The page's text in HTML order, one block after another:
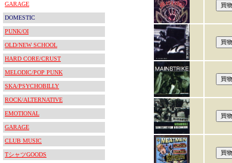
GARAGE
DOMESTIC
PUNK/OI
OLD/NEW SCHOOL
HARD CORE/CRUST
MELODIC/POP PUNK
SKA/PSYCHOBILLY
ROCK/ALTERNATIVE
EMOTIONAL
GARAGE
CLUB MUSIC
TシャツGOODS